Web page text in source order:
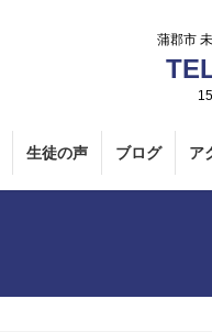
蒲郡市
生徒の声 ブログ ア